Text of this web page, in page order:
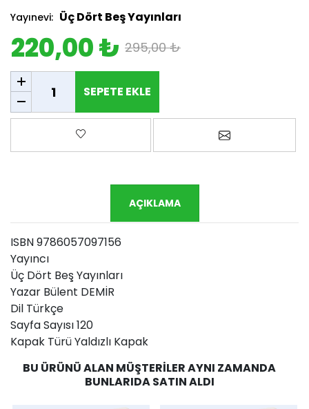
Yayınevi: Üç Dört Beş Yayınları
220,00 ₺ 295,00 ₺
SEPETE EKLE
SEPETE EKLE
Favorilere ekle Arkadaşına
AÇIKLAMA
ISBN 9786057097156
Yayıncı
Üç Dört Beş Yayınları
Yazar Bülent DEMİR
Dil Türkçe
Sayfa Sayısı 120
Kapak Türü Yaldızlı Kapak
BU ÜRÜNÜ ALAN MÜŞTERILER AYNI ZAMANDA
BUNLARIDA SATIN ALDI